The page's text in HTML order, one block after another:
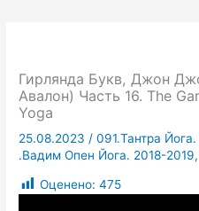
Гирлянда Букв, Джон
Авалон) Часть 16. The
Yoga
25.08.2023 /091.Тантра
.Вадим Опен Йога. 2018-2019
Оценено: 475